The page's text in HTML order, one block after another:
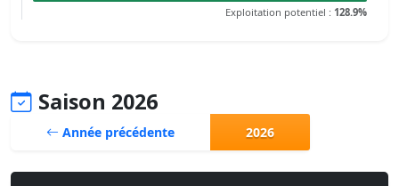
Exploitation potentiel : 128.9%
Saison 2026
Année précédente 2026